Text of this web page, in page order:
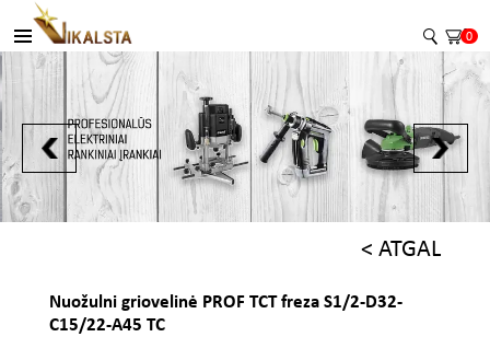
0
< ATGAL
Nuožulni griovelinė PROF TCT freza S1/2-D32-
C15/22-A45 TC